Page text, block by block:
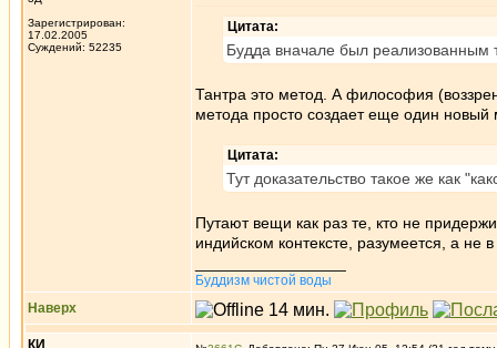
Зарегистрирован:
17.02.2005
Суждений: 52235
Цитата:
Будда вначале был реализованным
Тантра это метод. А философия
метода просто создает еще один новый
Цитата:
Тут доказательство такое же как
Путают вещи как раз те, кто не
индийском контексте, разумеется, а не
Буддизм чистой воды
Наверх
КИ